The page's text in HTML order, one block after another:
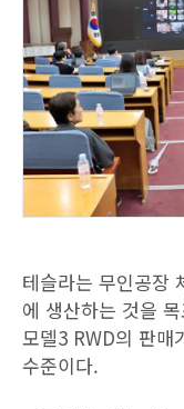
테슬라는 무인공장
에 생산하는 것을
모델3 RWD의 판매
수준이다.